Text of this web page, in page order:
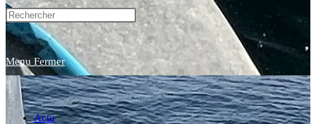
website
search
Menu Fermer
Actu